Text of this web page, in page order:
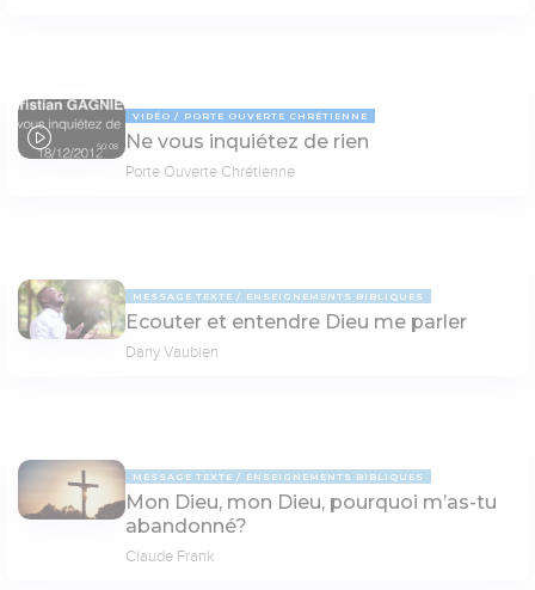
50:08
VIDÉO PORTE OUVERTE CHRÉTIENNE
Ne vous inquiétez de rien
Porte Ouverte Chrétienne
MESSAGE TEXTE ENSEIGNEMENTS BIBLIQUES
Ecouter et entendre Dieu me parler
Dany Vaubien
MESSAGE TEXTE ENSEIGNEMENTS BIBLIQUES
Mon Dieu, mon Dieu, pourquoi m’as-tu
abandonné?
Claude Frank